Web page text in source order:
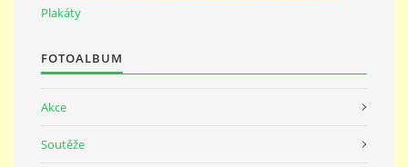
Plakáty
FOTOALBUM
Akce
Soutěže